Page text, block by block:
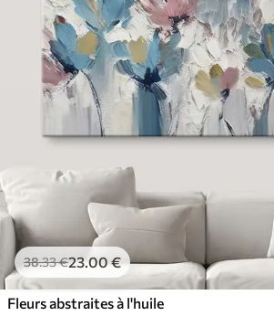
38.33€23.00€
Fleurs abstraites à l'huile